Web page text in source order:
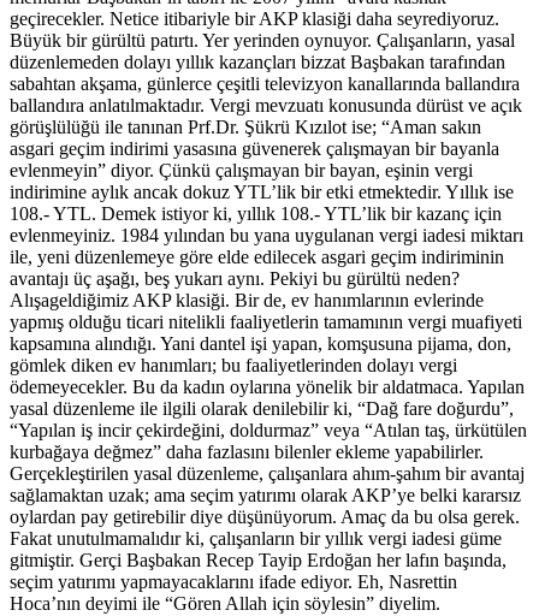
geçirecekler. Netice itibariyle bir AKP klasiği daha seyrediyoruz.
Büyük bir gürültü patırtı. Yer yerinden oynuyor. Çalışanların, yasal
düzenlemeden dolayı yıllık kazançları bizzat Başbakan tarafından
sabahtan akşama, günlerce çeşitli televizyon kanallarında ballandıra
ballandıra anlatılmaktadır. Vergi mevzuatı konusunda dürüst ve açık
görüşlülüğü ile tanınan Prf.Dr. Şükrü Kızılot ise; “Aman sakın
asgari geçim indirimi yasasına güvenerek çalışmayan bir bayanla
evlenmeyin” diyor. Çünkü çalışmayan bir bayan, eşinin vergi
indirimine aylık ancak dokuz YTL’lik bir etki etmektedir. Yıllık ise
108.- YTL. Demek istiyor ki, yıllık 108.- YTL’lik bir kazanç için
evlenmeyiniz. 1984 yılından bu yana uygulanan vergi iadesi miktarı
ile, yeni düzenlemeye göre elde edilecek asgari geçim indiriminin
avantajı üç aşağı, beş yukarı aynı. Pekiyi bu gürültü neden?
Alışageldiğimiz AKP klasiği. Bir de, ev hanımlarının evlerinde
yapmış olduğu ticari nitelikli faaliyetlerin tamamının vergi muafiyeti
kapsamına alındığı. Yani dantel işi yapan, komşusuna pijama, don,
gömlek diken ev hanımları; bu faaliyetlerinden dolayı vergi
ödemeyecekler. Bu da kadın oylarına yönelik bir aldatmaca. Yapılan
yasal düzenleme ile ilgili olarak denilebilir ki, “Dağ fare doğurdu”,
“Yapılan iş incir çekirdeğini, doldurmaz” veya “Atılan taş, ürkütülen
kurbağaya değmez” daha fazlasını bilenler ekleme yapabilirler.
Gerçekleştirilen yasal düzenleme, çalışanlara ahım-şahım bir avantaj
sağlamaktan uzak; ama seçim yatırımı olarak AKP’ye belki kararsız
oylardan pay getirebilir diye düşünüyorum. Amaç da bu olsa gerek.
Fakat unutulmamalıdır ki, çalışanların bir yıllık vergi iadesi güme
gitmiştir. Gerçi Başbakan Recep Tayip Erdoğan her lafın başında,
seçim yatırımı yapmayacaklarını ifade ediyor. Eh, Nasrettin
Hoca’nın deyimi ile “Gören Allah için söylesin” diyelim.